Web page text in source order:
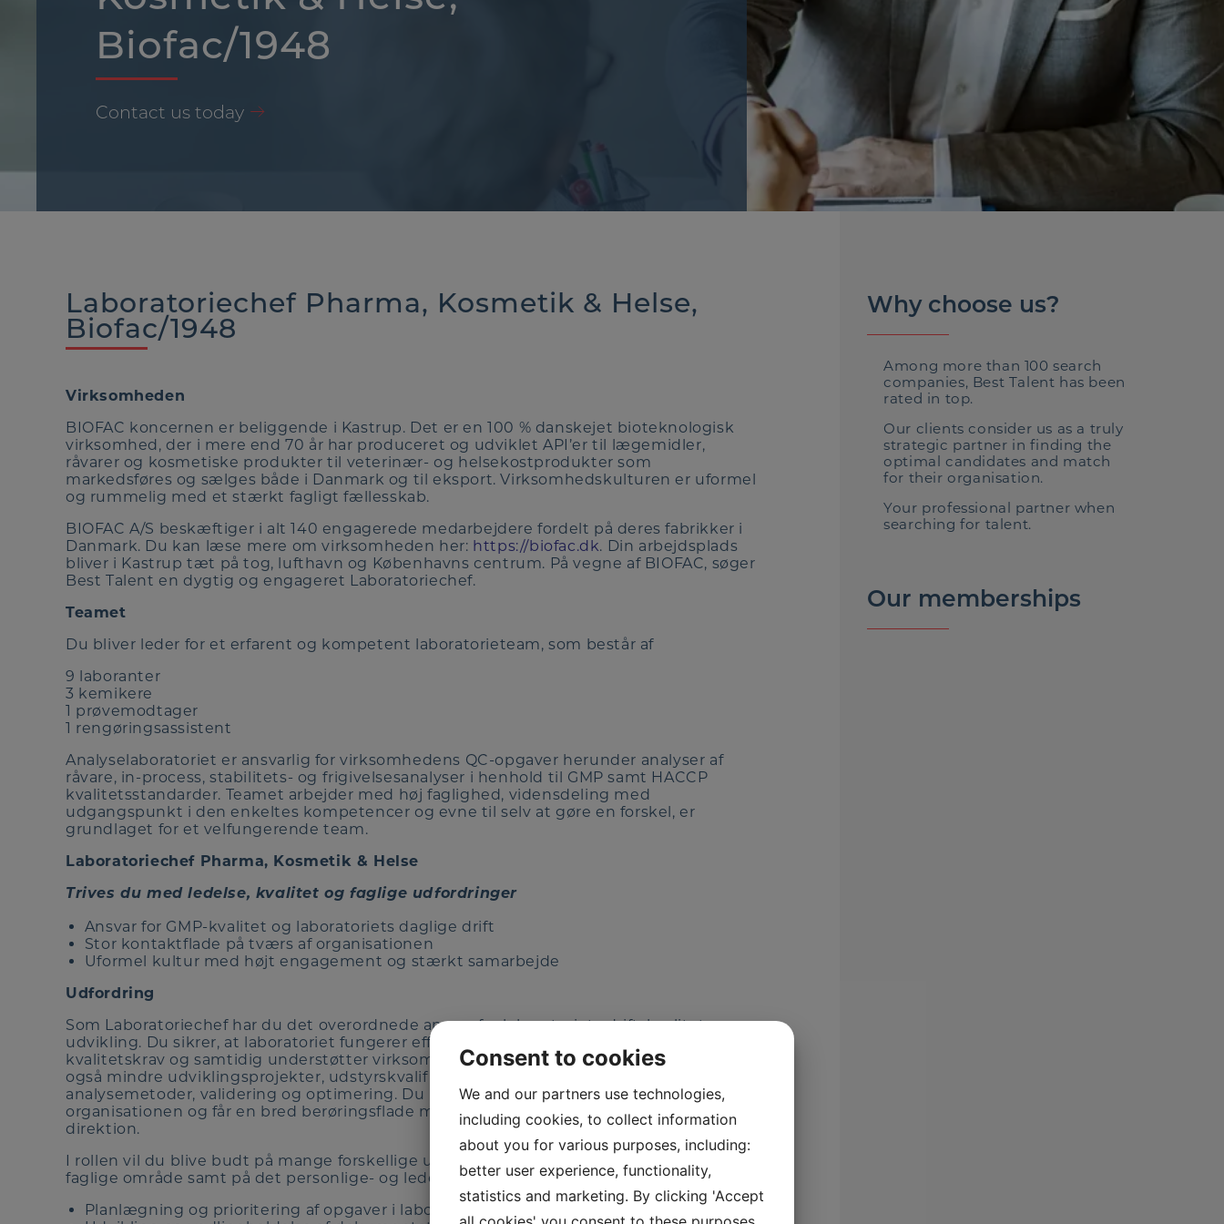
Biofac/1948
Contact us today
Laboratoriechef Pharma, Kosmetik & Helse,
Biofac/1948
Virksomheden
BIOFAC koncernen er beliggende i Kastrup. Det er en 100 % danskejet bioteknologisk
virksomhed, der i mere end 70 år har produceret og udviklet API’er til lægemidler,
råvarer og kosmetiske produkter til veterinær- og helsekostprodukter som
markedsføres og sælges både i Danmark og til eksport. Virksomhedskulturen er uformel
og rummelig med et stærkt fagligt fællesskab.
BIOFAC A/S beskæftiger i alt 140 engagerede medarbejdere fordelt på deres fabrikker i
Danmark. Du kan læse mere om virksomheden her: https://biofac.dk. Din arbejdsplads
bliver i Kastrup tæt på tog, lufthavn og Københavns centrum. På vegne af BIOFAC, søger
Best Talent en dygtig og engageret Laboratoriechef.
Teamet
Du bliver leder for et erfarent og kompetent laboratorieteam, som består af
9 laboranter
3 kemikere
1 prøvemodtager
1 rengøringsassistent
Analyselaboratoriet er ansvarlig for virksomhedens QC-opgaver herunder analyser af
råvare, in-process, stabilitets- og frigivelsesanalyser i henhold til GMP samt HACCP
kvalitetsstandarder. Teamet arbejder med høj faglighed, vidensdeling med
udgangspunkt i den enkeltes kompetencer og evne til selv at gøre en forskel, er
grundlaget for et velfungerende team.
Laboratoriechef Pharma, Kosmetik & Helse
Trives du med ledelse, kvalitet og faglige udfordringer
Ansvar for GMP-kvalitet og laboratoriets daglige drift
Stor kontaktflade på tværs af organisationen
Uformel kultur med højt engagement og stærkt samarbejde
Udfordring
Som Laboratoriechef har du det overordnede ansvar for laboratoriets drift, kvalitet og
udvikling. Du sikrer, at laboratoriet fungerer effektivt, og lever op til gældende
kvalitetskrav og samtidig understøtter virksomhedens vækst. På laboratoriet er der
også mindre udviklingsprojekter, udstyrskvalificeringer samt udvikling af
analysemetoder, validering og optimering. Du bliver en central sparringspartner i
organisationen og får en bred berøringsflade med på produktion, QA, udvikling og
direktion.
I rollen vil du blive budt på mange forskellige udfordringer inden for det tekniske og
faglige område samt på det personlige- og ledelsesmæssige plan herunder:
Planlægning og prioritering af opgaver i laboratoriet
Why choose us?
Among more than 100 search
companies, Best Talent has been
rated in top.
Our clients consider us as a truly
strategic partner in finding the
optimal candidates and match
for their organisation.
Your professional partner when
searching for talent.
Our memberships
Consent to cookies
We and our partners use technologies,
including cookies, to collect information
about you for various purposes, including:
better user experience, functionality,
statistics and marketing. By clicking 'Accept